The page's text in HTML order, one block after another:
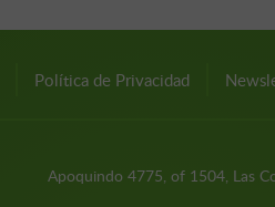
Política de Privacidad
Apoquindo 4775, of 1504, Las